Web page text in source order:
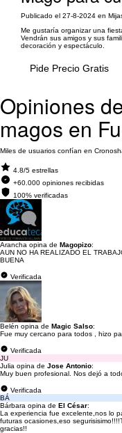
Publicado el 27-8-2024 en
Me gustaría organizar una
Vendrán sus amigos y sus
decoración y espectáculo.
Pide Precio Gratis
Opiniones
magos en
Miles de usuarios confían en
4.8/5 estrellas
+60.000 opiniones recibidas
100% verificadas
Arancha opina de Magopizo:
AUN NO HA REALIZADO EL
BUENA
Verificada
Belén opina de Magic Salso:
Fue muy cercano para todos , hizo
Verificada
JU
Julia opina de Jose Antonio:
Muy buen profesional. Nos dejó a
Verificada
BÁ
Bárbara opina de El César:
La experiencia fue excelente,nos lo
futuras ocasiones,eso
gracias!!